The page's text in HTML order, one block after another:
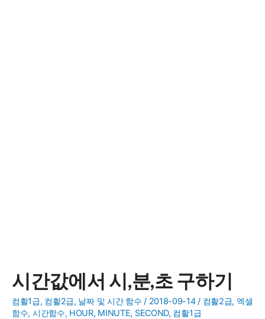
시간값에서 시,분,초 구하기
컴활1급, 컴활2급, 날짜 및 시간 함수 / 2018-09-14 / 컴활2급, 엑셀
함수, 시간함수, HOUR, MINUTE, SECOND, 컴활1급